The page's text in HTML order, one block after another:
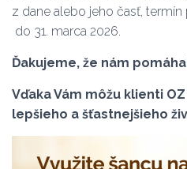
z dane alebo jeho časť, termín
do 31. marca 2026.
Ďakujeme, že nám
Vďaka Vám môžu klienti
lepšieho a šťastnejšieho